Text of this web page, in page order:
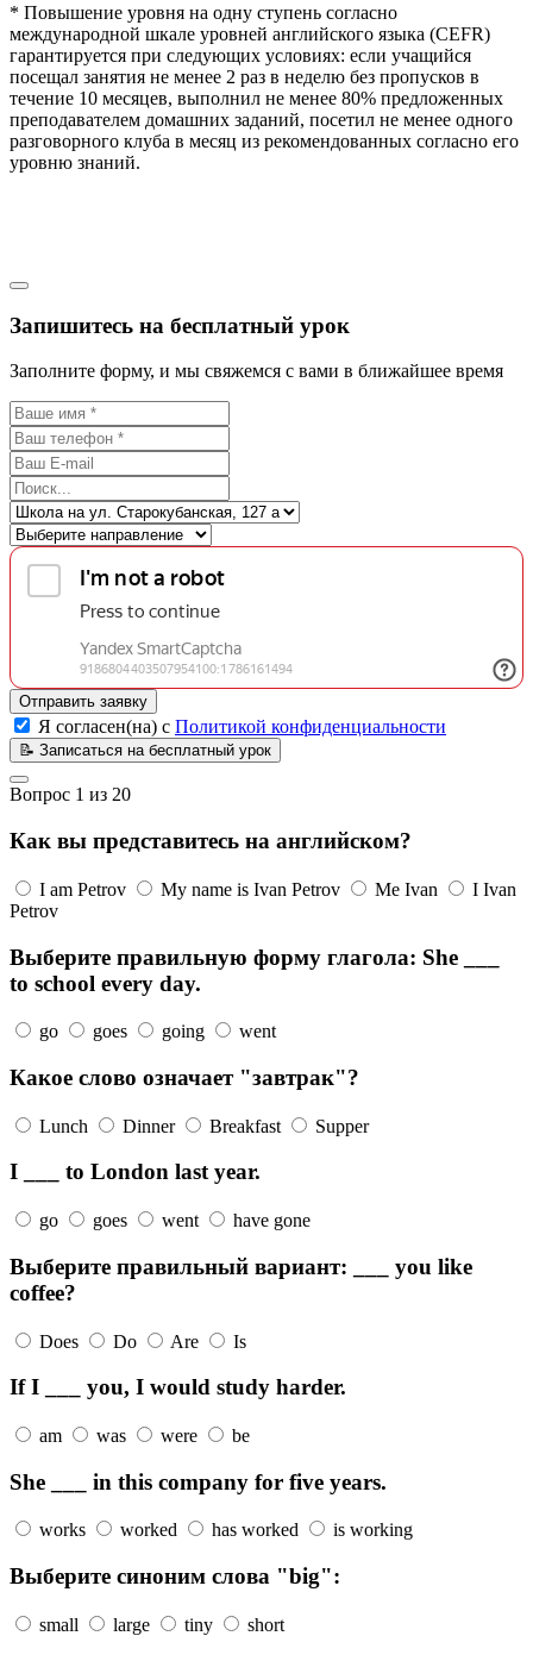
* Повышение уровня на одну ступень согласно
международной шкале уровней английского языка (CEFR)
гарантируется при следующих условиях: если учащийся
посещал занятия не менее 2 раз в неделю без пропусков в
течение 10 месяцев, выполнил не менее 80% предложенных
преподавателем домашних заданий, посетил не менее одного
разговорного клуба в месяц из рекомендованных согласно его
уровню знаний.
Запишитесь на бесплатный урок
Заполните форму, и мы свяжемся с вами в ближайшее время
Отправить заявку
Я согласен(на) с Политикой конфиденциальности
📝 Записаться на бесплатный урок
Вопрос 1 из 20
Как вы представитесь на английском?
I am Petrov My name is Ivan Petrov Me Ivan
I Ivan
Petrov
Выберите правильную форму глагола: She ___
to school every day.
go goes going went
Какое слово означает "завтрак"?
Lunch Dinner Breakfast Supper
I ___ to London last year.
go goes went have gone
Выберите правильный вариант: ___ you like
coffee?
Does Do Are Is
If I ___ you, I would study harder.
am was were be
She ___ in this company for five years.
works worked has worked is working
Выберите синоним слова "big":
small large tiny short